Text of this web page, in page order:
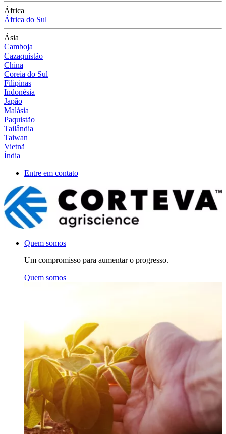
África
África do Sul
Ásia
Camboja
Cazaquistão
China
Coreia do Sul
Filipinas
Indonésia
Japão
Malásia
Paquistão
Tailândia
Taiwan
Vietnã
Índia
Entre em contato
Quem somos
Um compromisso para aumentar o progresso.
Quem somos